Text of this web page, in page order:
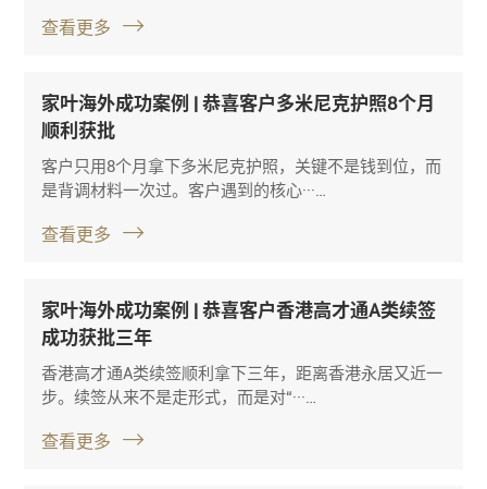
查看更多
家叶海外成功案例 | 恭喜客户多米尼克护照8个月
顺利获批
客户只用8个月拿下多米尼克护照，关键不是钱到位，而
是背调材料一次过。客户遇到的核心···…
查看更多
家叶海外成功案例 | 恭喜客户香港高才通A类续签
成功获批三年
香港高才通A类续签顺利拿下三年，距离香港永居又近一
步。续签从来不是走形式，而是对“···…
查看更多